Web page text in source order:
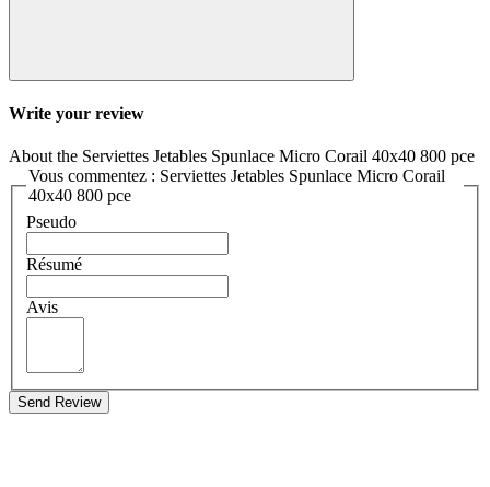
Write your review
About the Serviettes Jetables Spunlace Micro Corail 40x40 800 pce
Vous commentez : Serviettes Jetables Spunlace Micro Corail
40x40 800 pce
Pseudo
Résumé
Avis
Send Review